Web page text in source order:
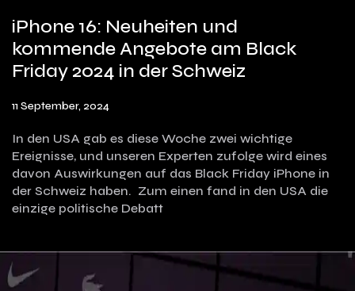
iPhone 16: Neuheiten und
kommende Angebote am Black
Friday 2024 in der Schweiz
11 September, 2024
In den USA gab es diese Woche zwei wichtige
Ereignisse, und unseren Experten zufolge wird eines
davon Auswirkungen auf das Black Friday iPhone in
der Schweiz haben. Zum einen fand in den USA die
einzige politische Debatt